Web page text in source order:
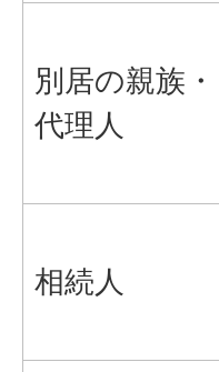
別居の親族・
代理人
相続人